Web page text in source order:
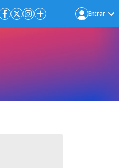
Entrar